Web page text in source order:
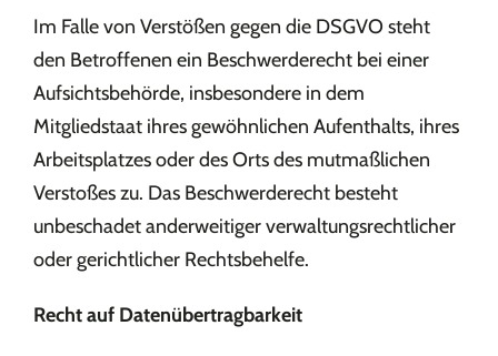
Im Falle von Verstößen gegen die DSGVO steht
den Betroffenen ein Beschwerderecht bei einer
Aufsichtsbehörde, insbesondere in dem
Mitgliedstaat ihres gewöhnlichen Aufenthalts, ihres
Arbeitsplatzes oder des Orts des mutmaßlichen
Verstoßes zu. Das Beschwerderecht besteht
unbeschadet anderweitiger verwaltungsrechtlicher
oder gerichtlicher Rechtsbehelfe.
Recht auf Datenübertragbarkeit